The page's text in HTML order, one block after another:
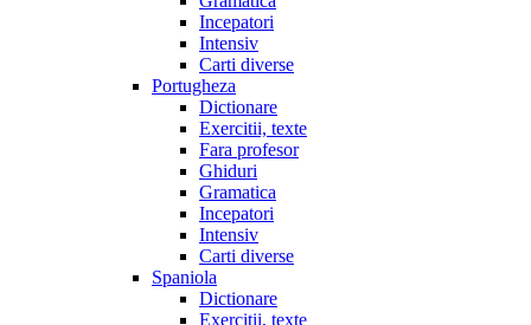
Incepatori
Intensiv
Carti diverse
Portugheza
Dictionare
Exercitii, texte
Fara profesor
Ghiduri
Gramatica
Incepatori
Intensiv
Carti diverse
Spaniola
Dictionare
Exercitii, texte